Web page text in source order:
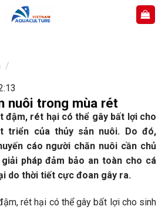
/
nuôi trong mùa rét
đậm, rét hại có thể gây bất lợi cho
triển của thủy sản nuôi. Do đó,
cáo người chăn nuôi cần chủ
pháp đảm bảo an toàn cho cá
do thời tiết cực đoan gây ra.
rét hại có thể gây bất lợi cho sinh